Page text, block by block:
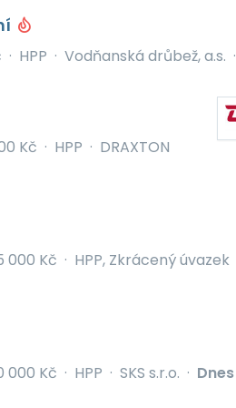
· HPP · Vodňanská drůbež, a.s. ·
Kč · HPP · DRAXTON
000 Kč · HPP, Zkrácený úvazek
000 Kč · HPP · SKS s.r.o. · Dnes